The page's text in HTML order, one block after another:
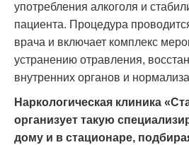
употребления алкоголя и
пациента. Процедура
врача и включает комплекс
устранению отравления,
внутренних органов и
Наркологическая клиника
организует такую
дому и в стационаре,